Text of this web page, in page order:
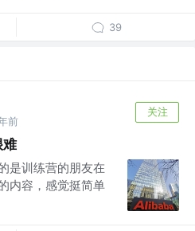
39
前
关注
难
是训练营的朋友在
内容，感觉挺简单